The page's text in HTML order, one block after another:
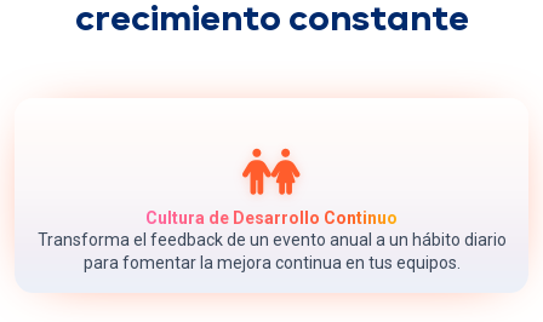
crecimiento constante
Cultura de Desarrollo Continuo
Transforma el feedback de un evento anual a un hábito diario
para fomentar la mejora continua en tus equipos.